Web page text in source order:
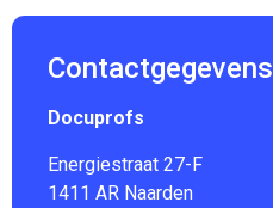
Contactgegevens
Docuprofs
Energiestraat 27-F
1411 AR Naarden